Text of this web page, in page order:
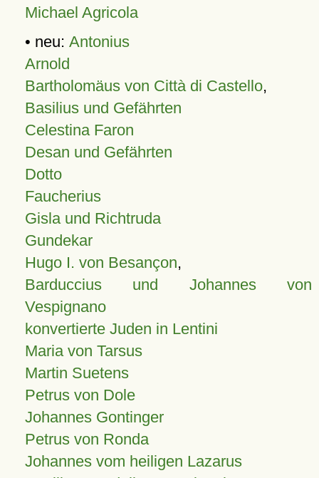
Michael Agricola
• neu: Antonius
Arnold
Bartholomäus von Città di Castello,
Basilius und Gefährten
Celestina Faron
Desan und Gefährten
Dotto
Faucherius
Gisla und Richtruda
Gundekar
Hugo I. von Besançon,
Barduccius und Johannes von
Vespignano
konvertierte Juden in Lentini
Maria von Tarsus
Martin Suetens
Petrus von Dole
Johannes Gontinger
Petrus von Ronda
Johannes vom heiligen Lazarus